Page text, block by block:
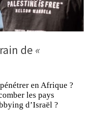
de «
en Afrique ?
les pays
d’Israël ?